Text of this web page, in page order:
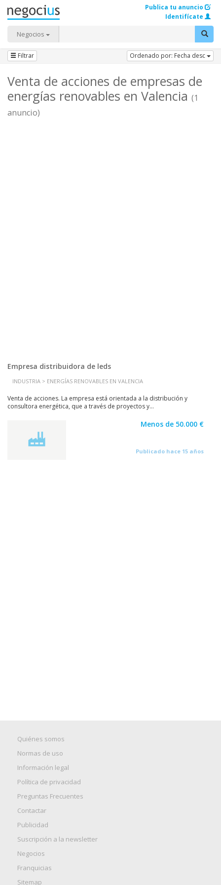
Negocios
Publica tu anuncio
Identifícate
Filtrar Ordenado por: Fecha desc
Venta de acciones de empresas de
energías renovables en Valencia (1
anuncio)
Empresa distribuidora de leds
INDUSTRIA > ENERGÍAS RENOVABLES EN VALENCIA
Venta de acciones. La empresa está orientada a la distribución y
consultora energética, que a través de proyectos y...
Menos de 50.000 €
Publicado hace 15 años
Quiénes somos
Normas de uso
Información legal
Política de privacidad
Preguntas Frecuentes
Contactar
Publicidad
Suscripción a la newsletter
Negocios
Franquicias
Sitemap